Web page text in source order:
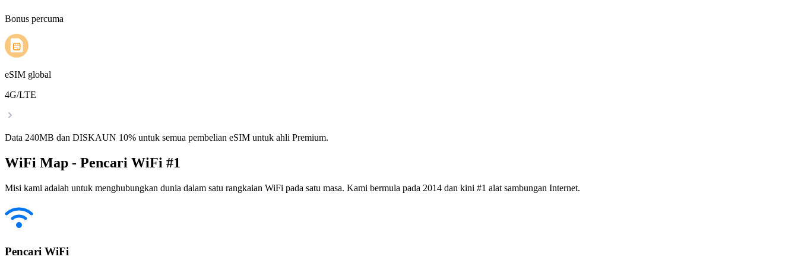
Bonus percuma
eSIM global
4G/LTE
Data 240MB dan DISKAUN 10% untuk semua pembelian eSIM untuk ahli Premium.
WiFi Map - Pencari WiFi #1
Misi kami adalah untuk menghubungkan dunia dalam satu rangkaian WiFi pada satu masa. Kami bermula pada 2014 dan kini #1 alat sambungan Internet.
Pencari WiFi